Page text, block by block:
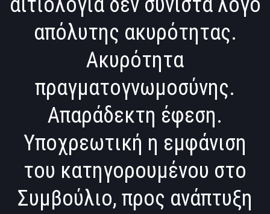
απόλυτης ακυρότητας.
Ακυρότητα
πραγματογνωμοσύνης.
Απαράδεκτη έφεση.
Υποχρεωτική η εμφάνιση
του κατηγορουμένου στο
Συμβούλιο, προς ανάπτυξη